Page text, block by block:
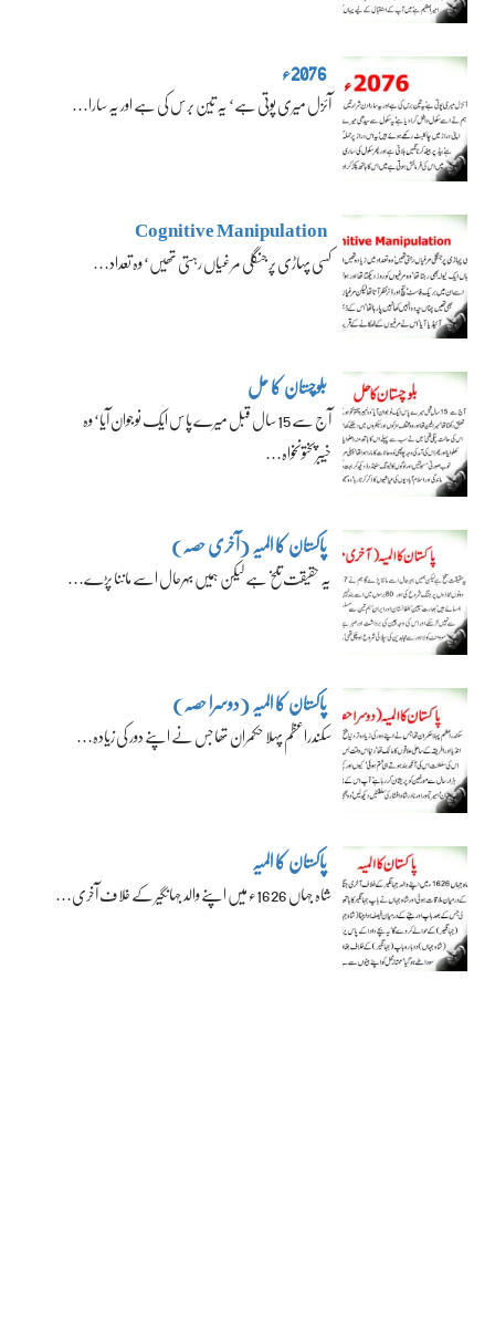
2076ء
آئزل میری پوتی ہے‘ یہ تین برس کی ہے اور یہ سارا…
Cognitive Manipulation
کسی پہاڑی پر جنگلی مرغیاں رہتی تھیں‘ وہ تعداد…
بلوچستان کا حل
آج سے 15 سال قبل میرے پاس ایک نوجوان آیا‘ وہ
خیبرپختونخواہ…
پاکستان کا المیہ (آخری حصہ)
یہ حقیقت تلخ ہے لیکن ہمیں بہرحال اسے ماننا پڑے…
پاکستان کا المیہ (دوسرا حصہ)
سکندراعظم پہلا حکمران تھا جس نے اپنے دور کی زیادہ…
پاکستان کا المیہ
شاہ جہاں 1626ء میں اپنے والد جہانگیر کے خلاف آخری…